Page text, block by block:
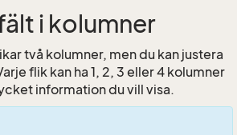
i kolumner
två kolumner, men du kan justera
flik kan ha 1, 2, 3 eller 4 kolumner
information du vill visa.